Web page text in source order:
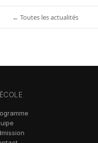
← Toutes les actualités